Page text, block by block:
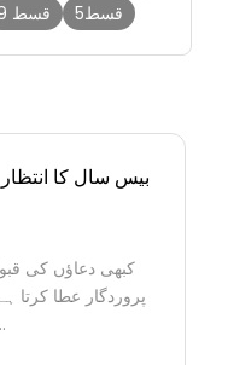
بیس سال کا
کبھی دعاؤں کی
پروردگار عطا کرتا
ایسی خاتون
قسط 9 قسط5